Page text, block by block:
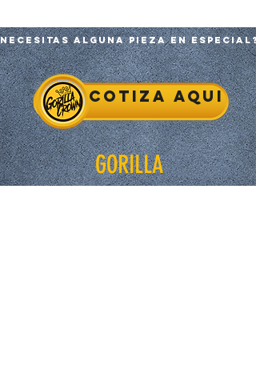
Necesitas alguna pieza en especial?
Cotiza aqui
GORILLA